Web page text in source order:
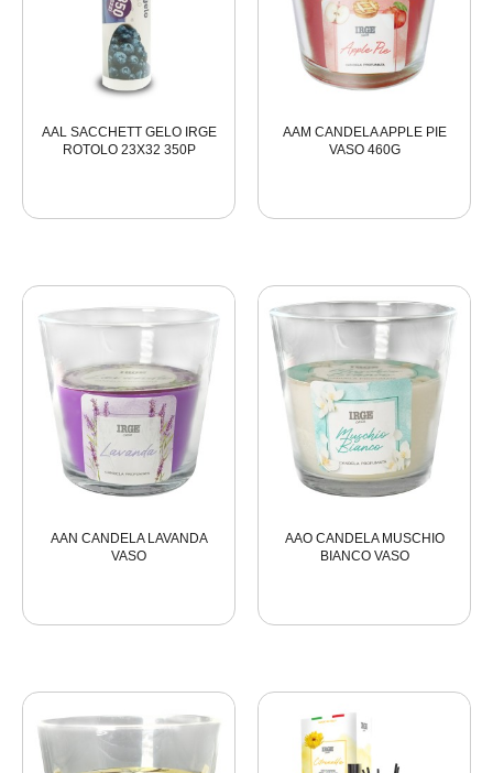
AAL SACCHETT GELO IRGE
ROTOLO 23X32 350P
AAM CANDELA APPLE PIE
VASO 460G
AAN CANDELA LAVANDA
VASO
AAO CANDELA MUSCHIO
BIANCO VASO